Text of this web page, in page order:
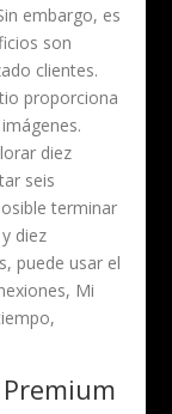
embargo, es
son
clientes.
proporciona
diez
seis
terminar
diez
puede usar el
Mi